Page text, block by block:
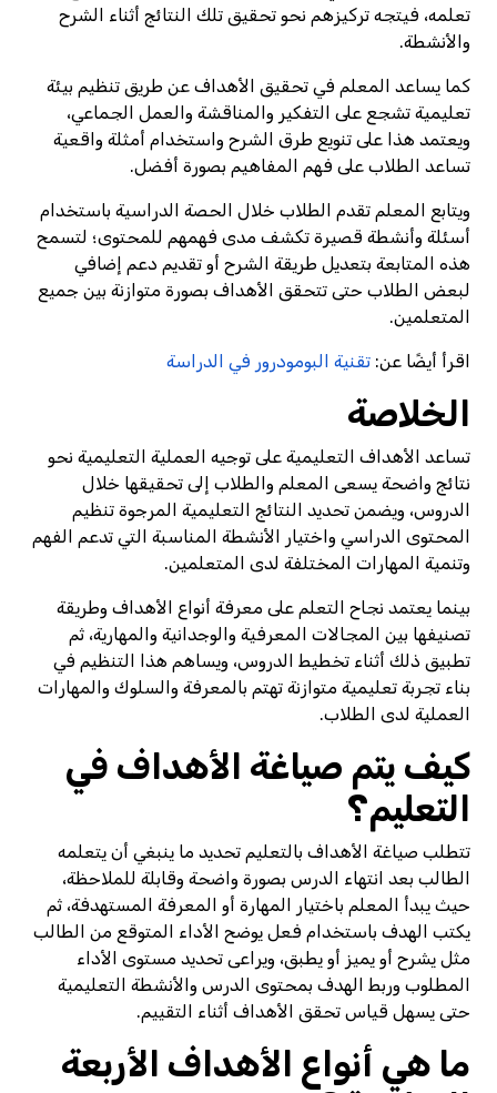
تعلمه، فيتجه تركيزهم نحو تحقيق تلك النتائج أثناء الشرح
والأنشطة.
كما يساعد المعلم في تحقيق الأهداف عن طريق تنظيم بيئة
تعليمية تشجع على التفكير والمناقشة والعمل الجماعي،
ويعتمد هذا على تنويع طرق الشرح واستخدام أمثلة واقعية
تساعد الطلاب على فهم المفاهيم بصورة أفضل.
ويتابع المعلم تقدم الطلاب خلال الحصة الدراسية باستخدام
أسئلة وأنشطة قصيرة تكشف مدى فهمهم للمحتوى؛ لتسمح
هذه المتابعة بتعديل طريقة الشرح أو تقديم دعم إضافي
لبعض الطلاب حتى تتحقق الأهداف بصورة متوازنة بين جميع
المتعلمين.
اقرأ أيضًا عن: تقنية البومودرور في الدراسة
الخلاصة
تساعد الأهداف التعليمية على توجيه العملية التعليمية نحو
نتائج واضحة يسعى المعلم والطلاب إلى تحقيقها خلال
الدروس، ويضمن تحديد النتائج التعليمية المرجوة تنظيم
المحتوى الدراسي واختيار الأنشطة المناسبة التي تدعم الفهم
وتنمية المهارات المختلفة لدى المتعلمين.
بينما يعتمد نجاح التعلم على معرفة أنواع الأهداف وطريقة
تصنيفها بين المجالات المعرفية والوجدانية والمهارية، ثم
تطبيق ذلك أثناء تخطيط الدروس، ويساهم هذا التنظيم في
بناء تجربة تعليمية متوازنة تهتم بالمعرفة والسلوك والمهارات
العملية لدى الطلاب.
كيف يتم صياغة الأهداف في
التعليم؟
تتطلب صياغة الأهداف بالتعليم تحديد ما ينبغي أن يتعلمه
الطالب بعد انتهاء الدرس بصورة واضحة وقابلة للملاحظة،
حيث يبدأ المعلم باختيار المهارة أو المعرفة المستهدفة، ثم
يكتب الهدف باستخدام فعل يوضح الأداء المتوقع من الطالب
مثل يشرح أو يميز أو يطبق، ويراعى تحديد مستوى الأداء
المطلوب وربط الهدف بمحتوى الدرس والأنشطة التعليمية
حتى يسهل قياس تحقق الأهداف أثناء التقييم.
ما هي أنواع الأهداف الأربعة